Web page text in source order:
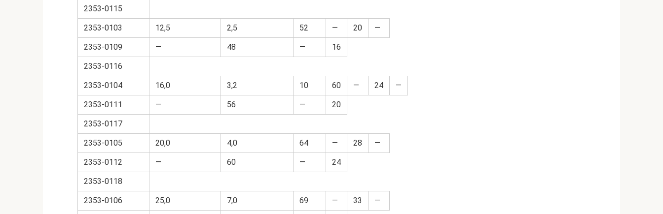
2353-0115
2353-0103 12,5 2,5 52 — 20 —
2353-0109 — 48 — 16
2353-0116
2353-0104 16,0 3,2 10 60 — 24 —
2353-0111 — 56 — 20
2353-0117
2353-0105 20,0 4,0 64 — 28 —
2353-0112 — 60 — 24
2353-0118
2353-0106 25,0 7,0 69 — 33 —